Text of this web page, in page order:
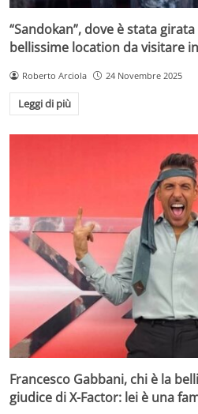
“Sandokan”, dove è stata
bellissime location da visitare
Roberto Arciola 24 Novembre 2025
Leggi di più
Francesco Gabbani, chi è la
giudice di X-Factor: lei è una